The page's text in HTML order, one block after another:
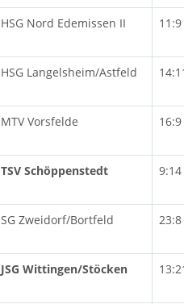
HSG Nord Edemissen II 11:9
HSG Langelsheim/Astfeld
MTV Vorsfelde 16:9
TSV Schöppenstedt 9:14
SG Zweidorf/Bortfeld 23:8
JSG Wittingen/Stöcken